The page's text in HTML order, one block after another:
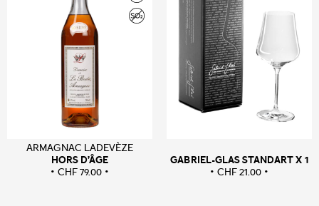
ARMAGNAC LADEVÈZE
HORS D’ÂGE
CHF79.00
GABRIEL-GLAS STANDART X 1
CHF21.00